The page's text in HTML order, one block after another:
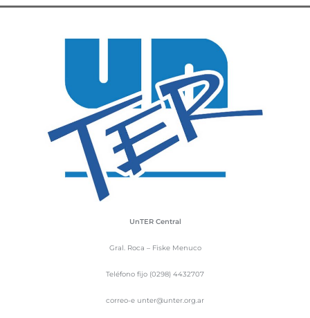
UnTER Central
Gral. Roca – Fiske Menuco
Teléfono fijo (0298) 4432707
correo-e unter@unter.org.ar